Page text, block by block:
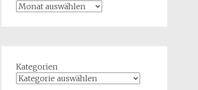
Kategorien